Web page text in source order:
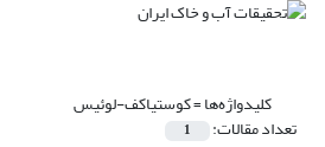
کلیدواژه‌ها =کوستیاکف-لوئیس
تعداد مقالات: 1